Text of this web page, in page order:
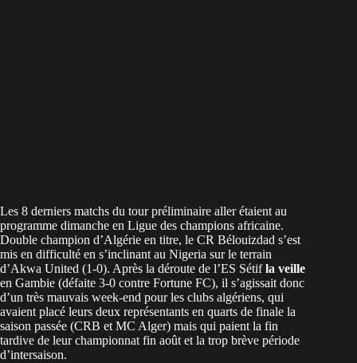
Les 8 derniers matchs du tour préliminaire aller étaient au
programme dimanche en Ligue des champions africaine.
Double champion d’Algérie en titre, le CR Bélouizdad s’est
mis en difficulté en s’inclinant au Nigeria sur le terrain
d’Akwa United (1-0). Après la déroute de l’ES Sétifla veille
en Gambie (défaite 3-0 contre Fortune FC), il s’agissait donc
d’un très mauvais week-end pour les clubs algériens, qui
avaient placé leurs deux représentants en quarts de finale la
saison passée (CRB et MC Alger) mais qui paient la fin
tardive de leur championnat fin août et la trop brève période
d’intersaison.